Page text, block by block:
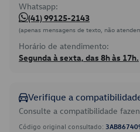
Whatsapp:
(41) 99125-2143
(apenas mensagens de texto, não
Horário de atendimento:
Segunda à sexta, das 8h às 17h.
Verifique a
Consulte a compatibilidade
Código original consultado: